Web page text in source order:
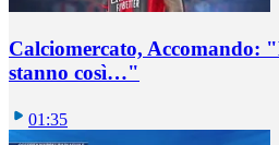
Calciomercato, Accomando:
stanno così…"
01:35